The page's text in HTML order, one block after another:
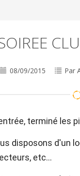
08/09/2015 Par
terminé les
disposons d'un
etc...